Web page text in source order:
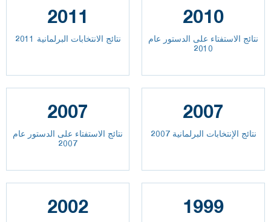
2011
نتائج الانتخابات البرلمانية 2011
2010
نتائج الاستفتاء على الدستور عام
2010
2007
نتائج الاستفتاء على الدستور عام
2007
2007
نتائج الإنتخابات البرلمانية 2007
2002 1999